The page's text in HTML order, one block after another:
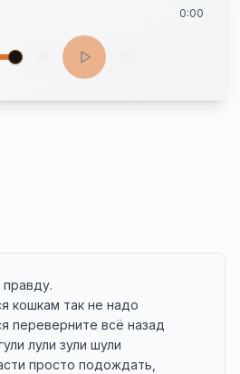
0:00
кошкам так не надо
переверните всё назад
лули зули шули
просто подождать,